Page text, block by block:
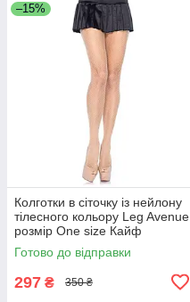
–15%
Колготки в сіточку із нейлону
тілесного кольору Leg Avenue
розмір Оne size Кайф
Готово до відправки
297 ₴ 350 ₴